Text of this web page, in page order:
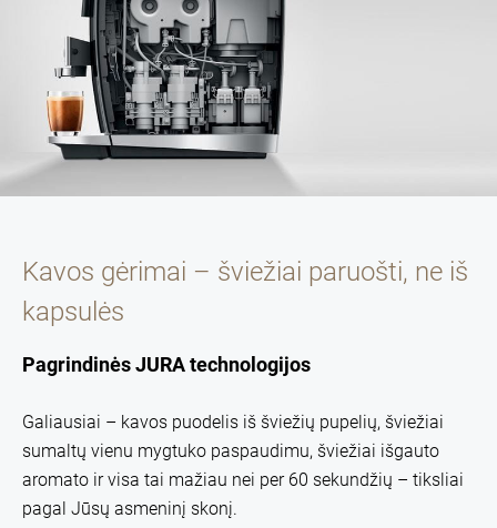
Kavos gėrimai – šviežiai paruošti, ne iš
kapsulės
Pagrindinės JURA technologijos
Galiausiai – kavos puodelis iš šviežių pupelių, šviežiai
sumaltų vienu mygtuko paspaudimu, šviežiai išgauto
aromato ir visa tai mažiau nei per 60 sekundžių – tiksliai
pagal Jūsų asmeninį skonį.